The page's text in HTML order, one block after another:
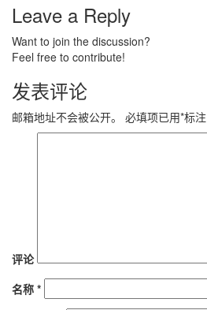
Leave a Reply
Want to join the discussion?
Feel free to contribute!
发表评论
邮箱地址不会被公开。 必填项已用*标注
评论
名称 *